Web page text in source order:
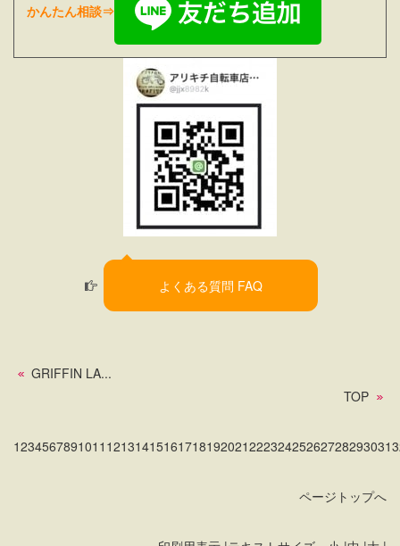
かんたん相談⇒
よくある質問 FAQ
GRIFFIN LA...
TOP
1234567891011 1213141516171819202122232425262728293031
ページトップへ